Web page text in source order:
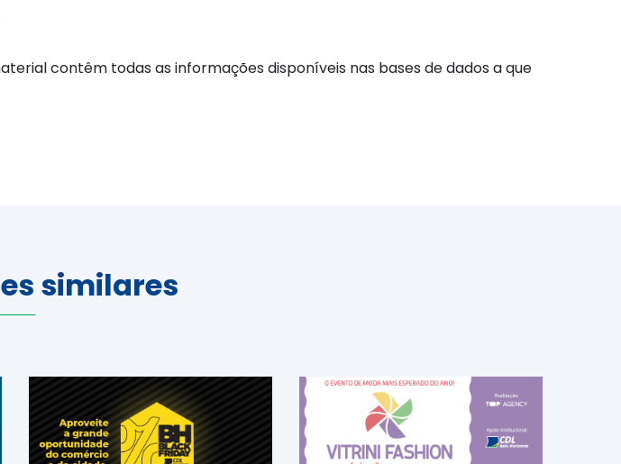
contêm todas as informações disponíveis nas bases de dados a que
similares